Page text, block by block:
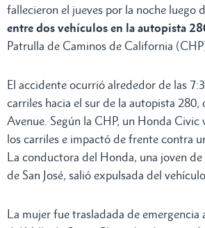
fallecieron el jueves por la noche luego
entre dos vehículos en la autopista
Patrulla de Caminos de California
El accidente ocurrió alrededor de las
carriles hacia el sur de la autopista 280,
Avenue. Según la CHP, un Honda
los carriles e impactó de frente contra
La conductora del Honda, una joven
de San José, salió expulsada del
La mujer fue trasladada de